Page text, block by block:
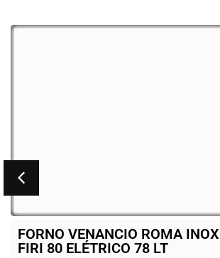
FORNO VENANCIO ROMA INOX
FIRI 80 ELÉTRICO 78 LT